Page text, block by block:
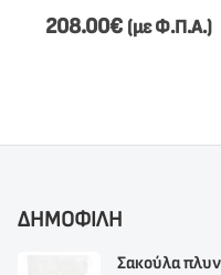
208.00€ (με Φ.Π.Α.)
ΔΗΜΟΦΙΛΗ
Σακούλα